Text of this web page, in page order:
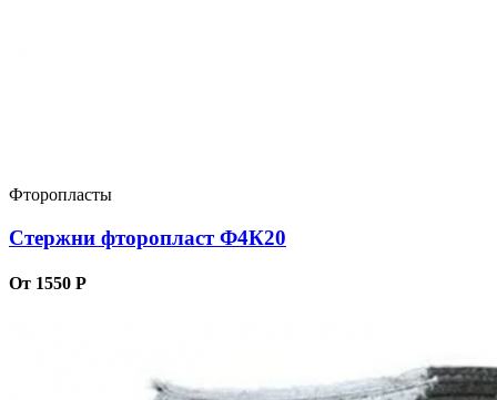
Фторопласты
Стержни фторопласт Ф4К20
От 1550 Р